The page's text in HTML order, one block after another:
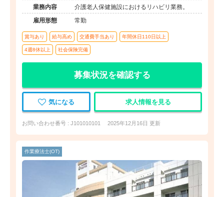
業務内容
介護老人保健施設におけるリハビリ業務。
雇用形態
常勤
賞与あり 給与高め 交通費手当あり 年間休日110日以上
4週8休以上 社会保険完備
募集状況を確認する
気になる 求人情報を見る
お問い合わせ番号 : J101010101 2025年12月16日 更新
作業療法士(OT)